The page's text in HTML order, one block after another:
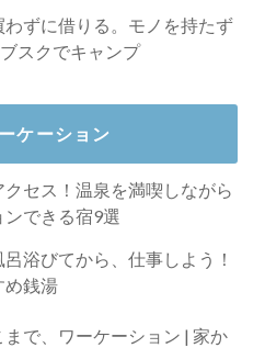
ずに借りる。モノを持たず
スクでキャンプ
ケーション
セス！温泉を満喫しながら
ンできる宿9選
浴びてから、仕事しよう！
め銭湯
で、ワーケーション | 家か